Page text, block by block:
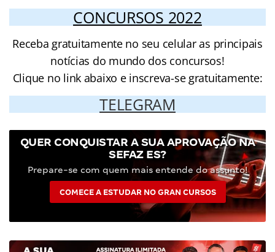
CONCURSOS 2022
Receba gratuitamente no seu celular as principais
notícias do mundo dos concursos!
Clique no link abaixo e inscreva-se gratuitamente:
TELEGRAM
QUER CONQUISTAR A SUA APROVAÇÃO NA
SEFAZ ES?
Prepare-se com quem mais entende do assunto!
COMECE A ESTUDAR NO GRAN CURSOS